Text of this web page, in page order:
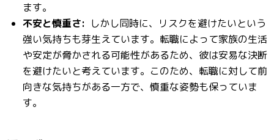
ます。
不安と慎重さ: しかし同時に、リスクを避けたいという
強い気持ちも芽生えています。転職によって家族の生活
や安定が脅かされる可能性があるため、彼は安易な決断
を避けたいと考えています。このため、転職に対して前
向きな気持ちがある一方で、慎重な姿勢も保っていま
す。